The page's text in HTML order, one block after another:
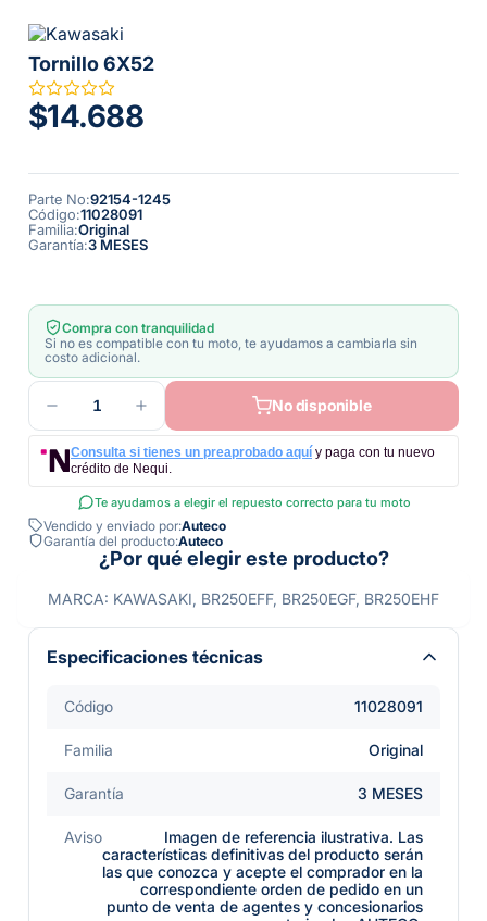
Tornillo 6X52
$14.688
Parte No:92154-1245
Código:11028091
Familia:Original
Garantía:3 MESES
Compra con tranquilidad
Si no es compatible con tu moto, te ayudamos a cambiarla sin
costo adicional.
1 No disponible
Consulta si tienes un preaprobado aquí y paga con tu nuevo
crédito de Nequi.
Te ayudamos a elegir el repuesto correcto para tu moto
Vendido y enviado por:Auteco
Garantía del producto:Auteco
¿Por qué elegir este producto?
MARCA: KAWASAKI, BR250EFF, BR250EGF, BR250EHF
Especificaciones técnicas
Código 11028091
Familia Original
Garantía 3 MESES
Aviso
Imagen de referencia ilustrativa. Las
características definitivas del producto serán
las que conozca y acepte el comprador en la
correspondiente orden de pedido en un
punto de venta de agentes y concesionarios